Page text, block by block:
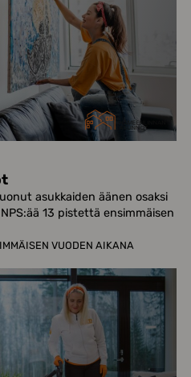
asukkaiden äänen osaksi
13 pistettä ensimmäisen
VUODEN AIKANA